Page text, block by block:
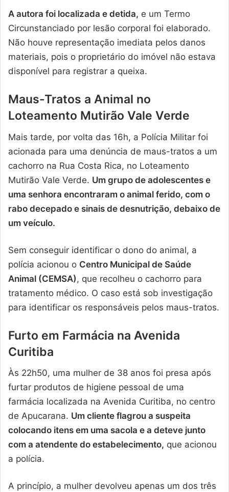
A autora foi localizada e detida, e um Termo
Circunstanciado por lesão corporal foi elaborado.
Não houve representação imediata pelos danos
materiais, pois o proprietário do imóvel não estava
disponível para registrar a queixa.
Maus-Tratos a Animal no
Loteamento Mutirão Vale Verde
Mais tarde, por volta das 16h, a Polícia Militar foi
acionada para uma denúncia de maus-tratos a um
cachorro na Rua Costa Rica, no Loteamento
Mutirão Vale Verde. Um grupo de adolescentes e
uma senhora encontraram o animal ferido, com o
rabo decepado e sinais de desnutrição, debaixo de
um veículo.
Sem conseguir identificar o dono do animal, a
polícia acionou o Centro Municipal de Saúde
Animal (CEMSA) , que recolheu o cachorro para
tratamento médico. O caso está sob investigação
para identificar os responsáveis pelos maus-tratos.
Furto em Farmácia na Avenida
Curitiba
Às 22h50, uma mulher de 38 anos foi presa após
furtar produtos de higiene pessoal de uma
farmácia localizada na Avenida Curitiba, no centro
de Apucarana. Um cliente flagrou a suspeita
colocando itens em uma sacola e a deteve junto
com a atendente do estabelecimento, que acionou
a polícia.
A princípio, a mulher devolveu apenas um dos três